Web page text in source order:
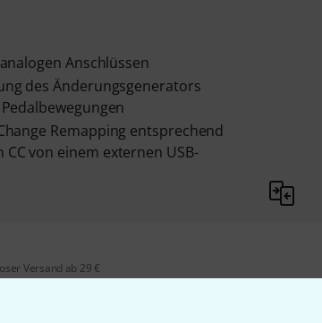
Anschlüssen
des Änderungsgenerators
Remapping entsprechend
von einem externen USB-
Versand ab 29 €